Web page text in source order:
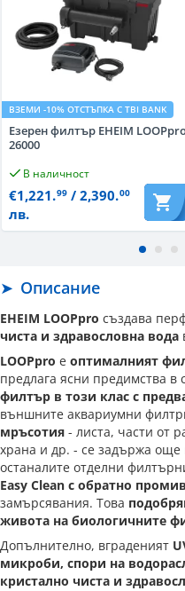
ВЗЕМИ -10% ОТСТЪПКА С TBI BANK
Езерен филтър EHEIM
26000
В наличност
€1,221.99/ 2,390.00
лв.
Описание
EHEIM LOOPpro създава
чиста и здравословна вода
LOOPpro е оптималният
предлага ясни предимства в
филтър в този клас с
външните аквариумни
мръсотия - листа, части от
храна и др. - се задържа
останалите отделни
Easy Clean с обратно
замърсявания. Това
живота на биологичните
Допълнително, вграденият
микроби, спори на
кристално чиста и